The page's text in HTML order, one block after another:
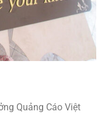
Quảng Cáo Việt